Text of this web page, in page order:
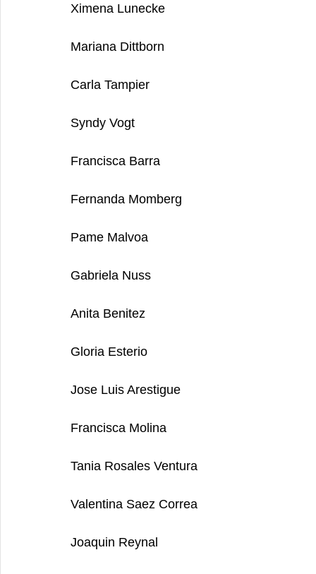
Ximena Lunecke
Mariana Dittborn
Carla Tampier
Syndy Vogt
Francisca Barra
Fernanda Momberg
Pame Malvoa
Gabriela Nuss
Anita Benitez
Gloria Esterio
Jose Luis Arestigue
Francisca Molina
Tania Rosales Ventura
Valentina Saez Correa
Joaquin Reynal